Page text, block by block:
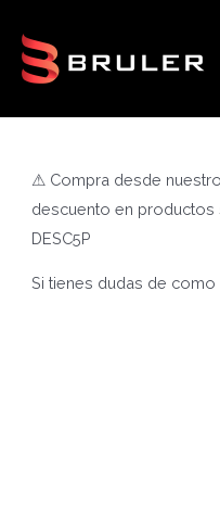
contenido
⚠ Compra desde
descuento en
DESC5P
Si tienes dudas de